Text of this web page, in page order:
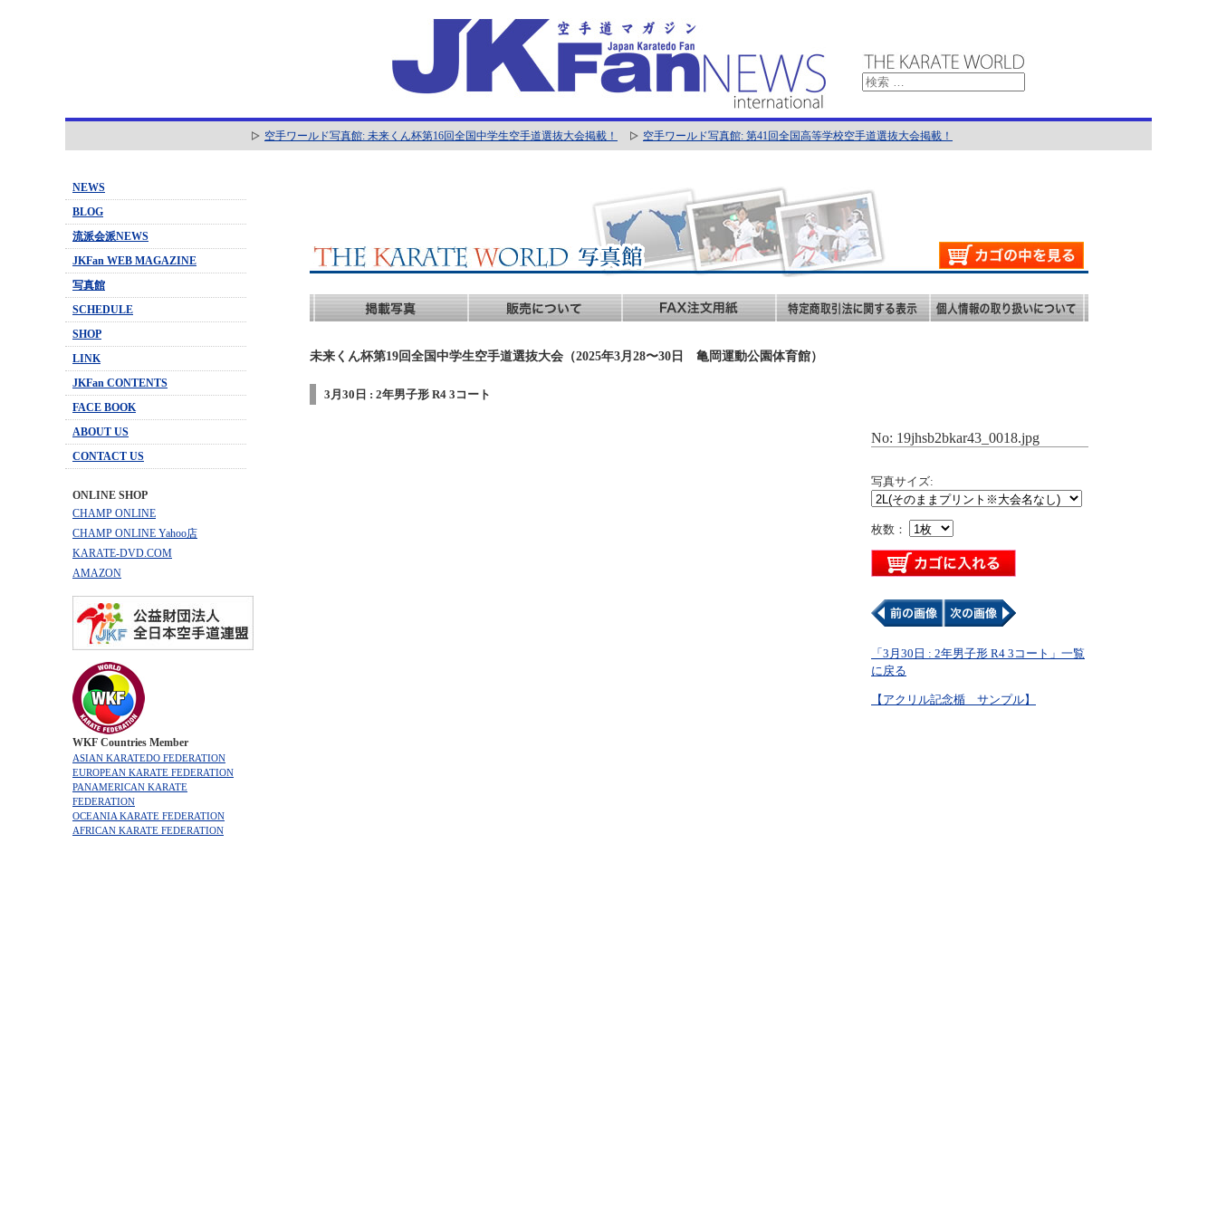
空手ワールド写真館: 未来くん杯第16回全国中学生空手道選抜大会掲載！ 空手ワールド写真館: 第41回全国高等学校空手道選抜大会掲載！
NEWS
BLOG
流派会派NEWS
JKFan WEB MAGAZINE
写真館
SCHEDULE
SHOP
LINK
JKFan CONTENTS
FACE BOOK
ABOUT US
CONTACT US
ONLINE SHOP
CHAMP ONLINE
CHAMP ONLINE Yahoo店
KARATE-DVD.COM
AMAZON
WKF Countries Member
ASIAN KARATEDO FEDERATION
EUROPEAN KARATE FEDERATION
PANAMERICAN KARATE
FEDERATION
OCEANIA KARATE FEDERATION
AFRICAN KARATE FEDERATION
未来くん杯第19回全国中学生空手道選抜大会（2025年3月28〜30日 亀岡運動公園体育館）
3月30日 : 2年男子形 R4 3コート
No: 19jhsb2bkar43_0018.jpg
写真サイズ:
枚数：
「3月30日 : 2年男子形 R4 3コート」一覧
に戻る
【アクリル記念楯 サンプル】